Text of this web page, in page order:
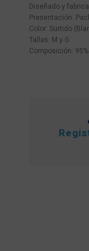
Diseñado y
Presentación:
Color: Surtido
Tallas: M y G
Composición: